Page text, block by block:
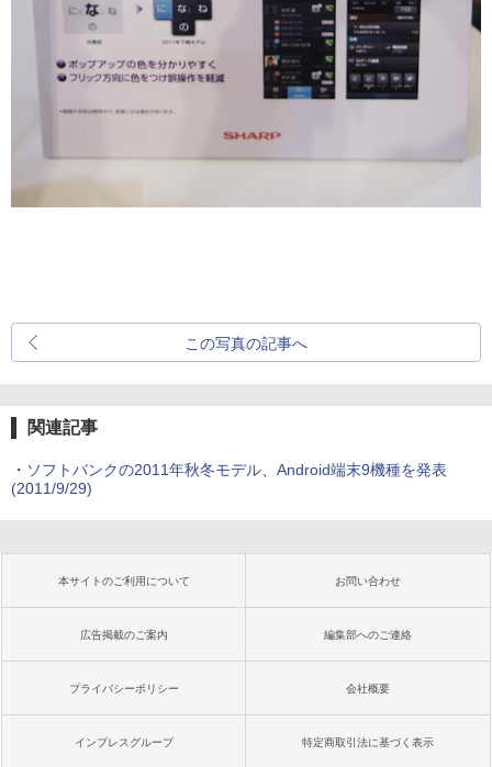
この写真の記事へ
関連記事
・ ソフトバンクの2011年秋冬モデル、Android端末9機種を発表
(2011/9/29)
本サイトのご利用について お問い合わせ
広告掲載のご案内 編集部へのご連絡
プライバシーポリシー 会社概要
インプレスグループ 特定商取引法に基づく表示